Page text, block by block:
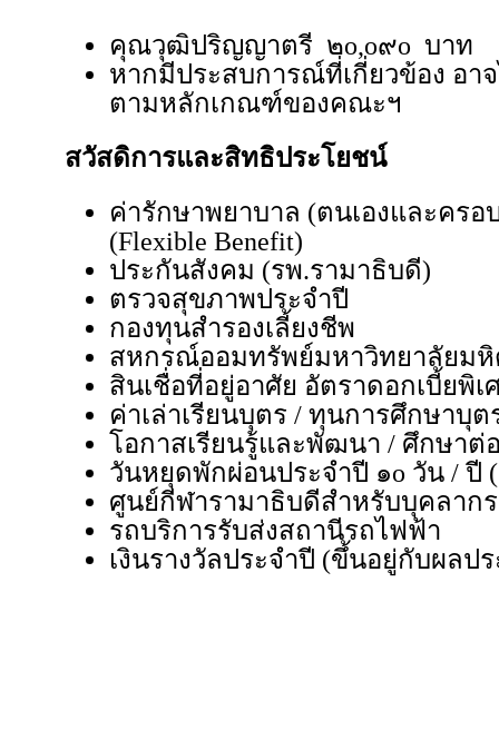
คุณวุฒิปริญญาตรี ๒o,o๙o บาท
หากมีประสบการณ์ที่เกี่ยวข้อง อา
ตามหลักเกณฑ์ของคณะฯ
สวัสดิการและสิทธิประโยชน์
ค่ารักษาพยาบาล (ตนเองและคร
(Flexible Benefit)
ประกันสังคม (รพ.รามาธิบดี)
ตรวจสุขภาพประจำปี
กองทุนสำรองเลี้ยงชีพ
สหกรณ์ออมทรัพย์มหาวิทยาลัยม
สินเชื่อที่อยู่อาศัย อัตราดอกเบี้ยพิ
ค่าเล่าเรียนบุตร / ทุนการศึกษาบุต
โอกาสเรียนรู้และพัฒนา / ศึกษาต่
วันหยุดพักผ่อนประจำปี ๑o วัน / ปี
ศูนย์กีฬารามาธิบดีสำหรับบุคลากร
รถบริการรับส่งสถานีรถไฟฟ้า
เงินรางวัลประจำปี (ขึ้นอยู่กับผลป